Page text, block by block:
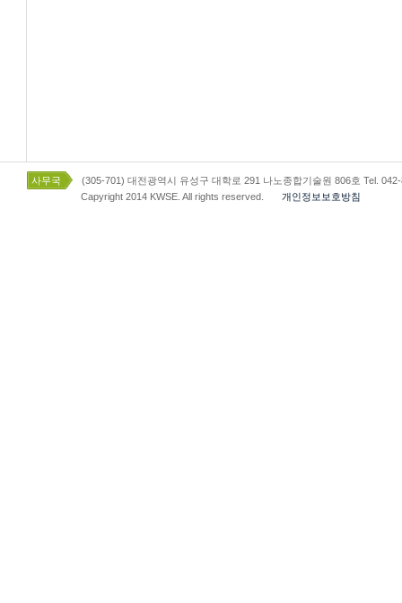
사무국
(305-701) 대전광역시 유성구 대학로 291 나노종합기술원 806호 Tel.
Capyright 2014 KWSE. All rights reserved.
개인정보보호방침